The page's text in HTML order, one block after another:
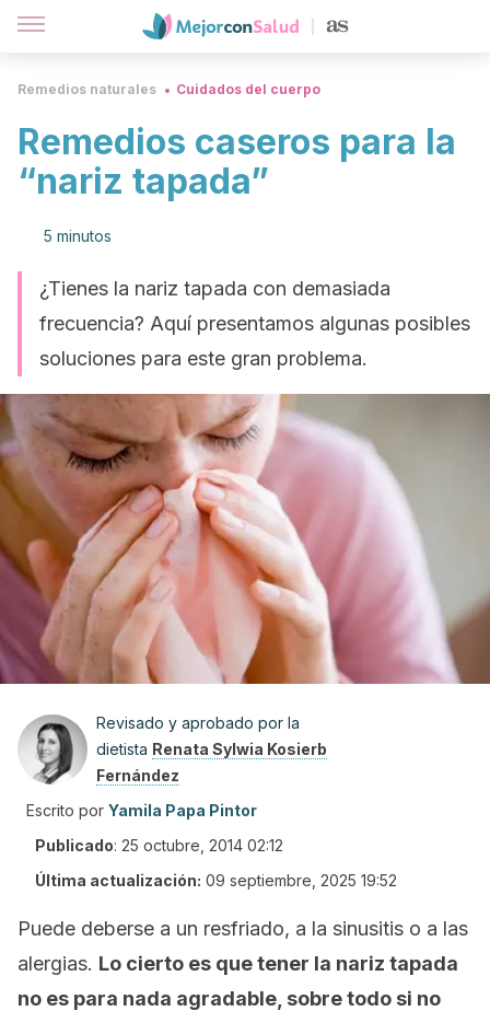
Remedios naturales Cuidados del cuerpo
Remedios caseros para la
“nariz tapada”
5 minutos
¿Tienes la nariz tapada con demasiada
frecuencia? Aquí presentamos algunas posibles
soluciones para este gran problema.
Revisado y aprobado por la
dietista Renata Sylwia Kosierb
Fernández
Escrito por Yamila Papa Pintor
Publicado: 25 octubre, 2014 02:12
Última actualización: 09 septiembre, 2025 19:52
Puede deberse a un resfriado, a la sinusitis o a las
alergias. Lo cierto es que tener la nariz tapada
no es para nada agradable, sobre todo si no